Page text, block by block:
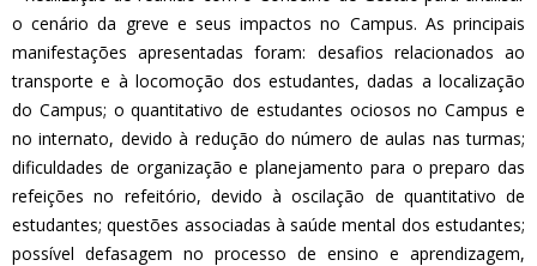
o cenário da greve e seus impactos no Campus. As principais
manifestações apresentadas foram: desafios relacionados ao
transporte e à locomoção dos estudantes, dadas a localização
do Campus; o quantitativo de estudantes ociosos no Campus e
no internato, devido à redução do número de aulas nas turmas;
dificuldades de organização e planejamento para o preparo das
refeições no refeitório, devido à oscilação de quantitativo de
estudantes; questões associadas à saúde mental dos estudantes;
possível defasagem no processo de ensino e aprendizagem,